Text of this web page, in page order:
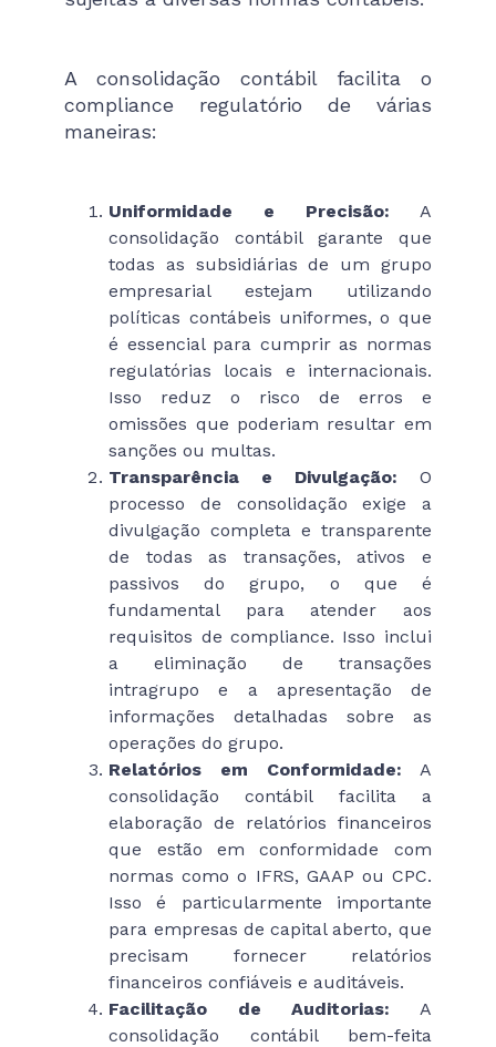
A consolidação contábil facilita o
compliance regulatório de várias
maneiras:
Uniformidade e Precisão: A
consolidação contábil garante que
todas as subsidiárias de um grupo
empresarial estejam utilizando
políticas contábeis uniformes, o que
é essencial para cumprir as normas
regulatórias locais e internacionais.
Isso reduz o risco de erros e
omissões que poderiam resultar em
sanções ou multas.
Transparência e Divulgação: O
processo de consolidação exige a
divulgação completa e transparente
de todas as transações, ativos e
passivos do grupo, o que é
fundamental para atender aos
requisitos de compliance. Isso inclui
a eliminação de transações
intragrupo e a apresentação de
informações detalhadas sobre as
operações do grupo.
Relatórios em Conformidade: A
consolidação contábil facilita a
elaboração de relatórios financeiros
que estão em conformidade com
normas como o IFRS, GAAP ou CPC.
Isso é particularmente importante
para empresas de capital aberto, que
precisam fornecer relatórios
financeiros confiáveis e auditáveis.
Facilitação de Auditorias: A
consolidação contábil bem-feita